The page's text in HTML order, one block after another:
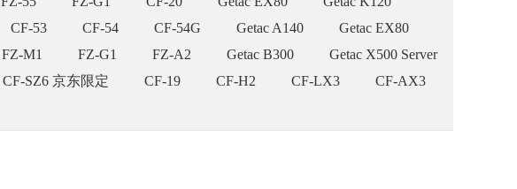
CF-53 CF-54 CF-54G Getac A140
Getac EX80
FZ-M1 FZ-G1 FZ-A2 Getac B300
Getac X500 Server
CF-SZ6 京东限定 CF-19 CF-H2 CF-LX3
CF-AX3